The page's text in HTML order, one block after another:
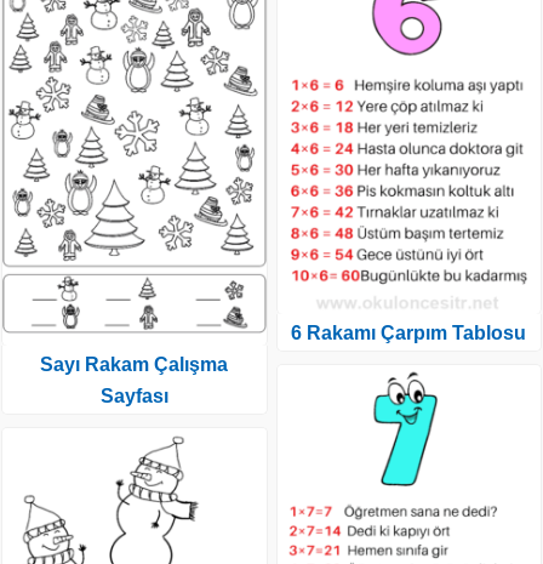
Sayı Rakam Çalışma
Sayfası
6 Rakamı Çarpım Tablosu